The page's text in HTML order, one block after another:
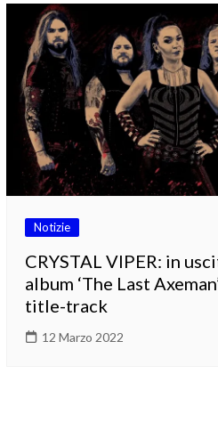
Notizie
CRYSTAL VIPER: in
album ‘The Last
title-track
12 Marzo 2022